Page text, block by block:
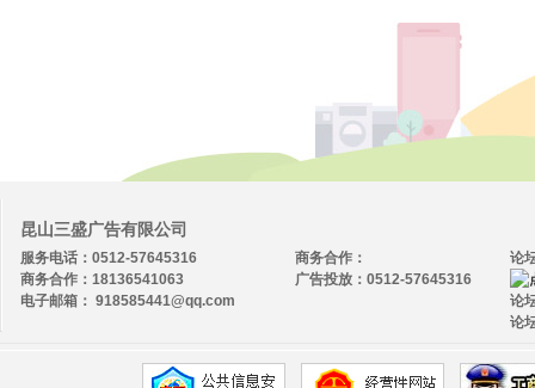
昆山三盛广告有限公司
服务电话：0512-57645316
商务合作：18136541063
电子邮箱： 918585441@qq.com
论
论
论
商务合作：
广告投放：0512-57645316